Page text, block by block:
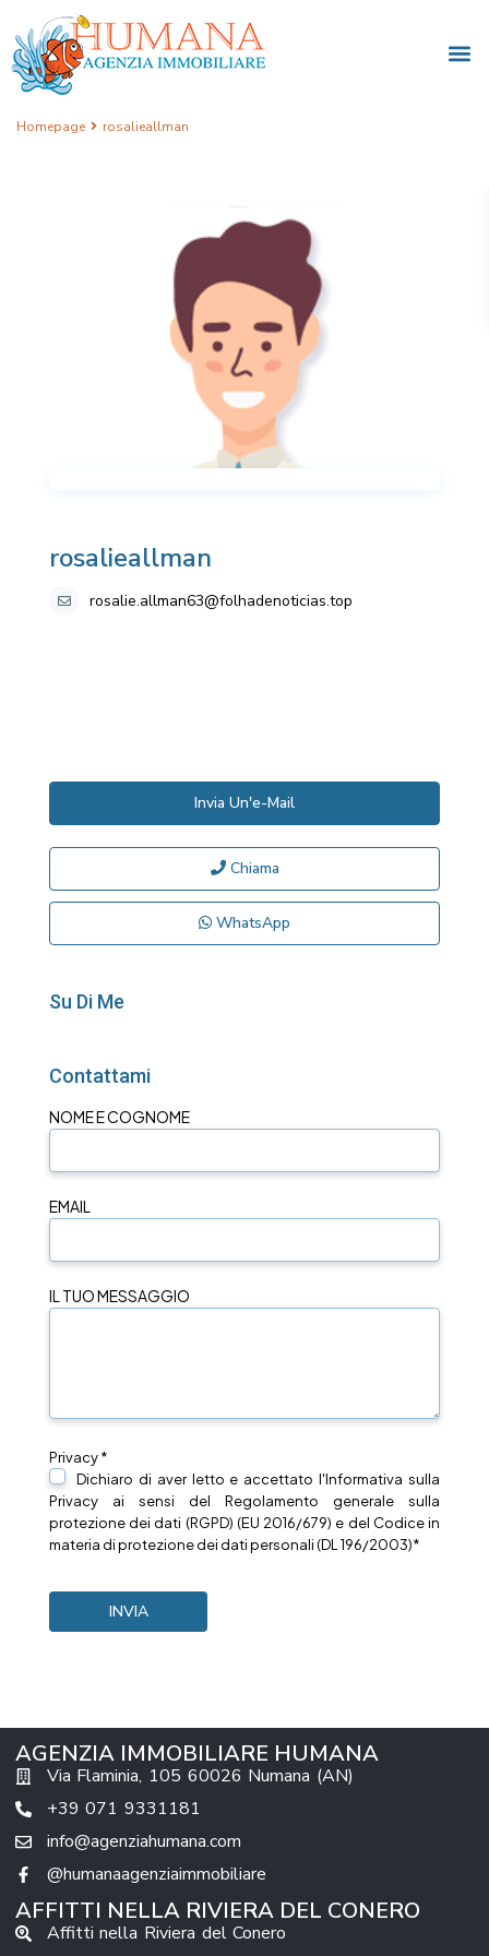
Homepage rosalieallman
rosalieallman
rosalie.allman63@folhadenoticias.top
Invia Un'e-Mail
Chiama
WhatsApp
Su Di Me
Contattami
NOME E COGNOME
EMAIL
IL TUO MESSAGGIO
Privacy *
Dichiaro di aver letto e accettato l'Informativa sulla
Privacy ai sensi del Regolamento generale sulla
protezione dei dati (RGPD) (EU 2016/679) e del Codice in
materia di protezione dei dati personali (DL 196/2003)*
AGENZIA IMMOBILIARE HUMANA
Via Flaminia, 105 60026 Numana (AN)
+39 071 9331181
info@agenziahumana.com
@humanaagenziaimmobiliare
AFFITTI NELLA RIVIERA DEL CONERO
Affitti nella Riviera del Conero